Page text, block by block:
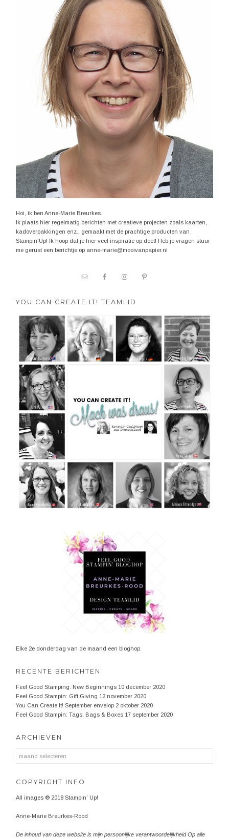
Hoi, ik ben Anne-Marie Breurkes.
Ik plaats hier regelmatig berichten met creatieve projecten zoals kaarten,
kadoverpakkingen enz., gemaakt met de prachtige producten van
Stampin'Up! Ik hoop dat je hier veel inspiratie op doet! Heb je vragen stuur
me gerust een berichtje op anne-marie@mooivanpapier.nl
YOU CAN CREATE IT! TEAMLID
Elke 2e donderdag van de maand een bloghop.
RECENTE BERICHTEN
Feel Good Stamping: New Beginnings 10 december 2020
Feel Good Stampin: Gift Giving 12 november 2020
You Can Create It! September envelop 2 oktober 2020
Feel Good Stampin: Tags, Bags & Boxes 17 september 2020
ARCHIEVEN
COPYRIGHT INFO
All images ® 2018 Stampin’ Up!
Anne-Marie Breurkes-Rood
De inhoud van deze website is mijn persoonlijke verantwoordelijkheid Op alle